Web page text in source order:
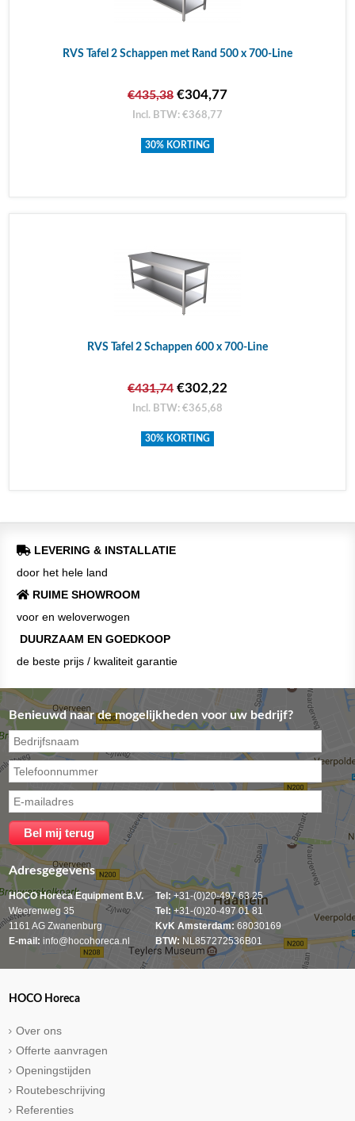
RVS Tafel 2 Schappen met Rand 500 x 700-Line
€435,38 €304,77
Incl. BTW: €368,77
30% KORTING
RVS Tafel 2 Schappen 600 x 700-Line
€431,74 €302,22
Incl. BTW: €365,68
30% KORTING
LEVERING & INSTALLATIE
door het hele land
RUIME SHOWROOM
voor en weloverwogen
DUURZAAM EN GOEDKOOP
de beste prijs / kwaliteit garantie
Benieuwd naar de mogelijkheden voor uw bedrijf?
Adresgegevens
HOCO Horeca Equipment B.V.
Weerenweg 35
1161 AG Zwanenburg
E-mail: info@hocohoreca.nl
Tel: +31-(0)20-497 63 25
Tel:+31-(0)20-497 01 81
KvK Amsterdam: 68030169
BTW: NL857272536B01
HOCO Horeca
Over ons
Offerte aanvragen
Openingstijden
Routebeschrijving
Referenties